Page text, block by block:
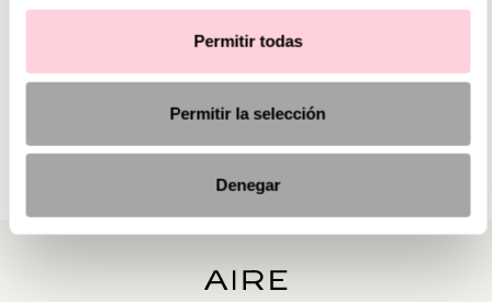
Permitir todas
Permitir la selección
Denegar